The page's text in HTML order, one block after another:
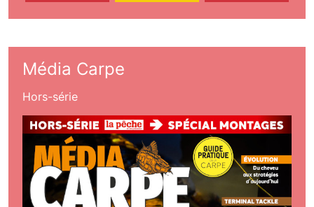
Média Carpe
Hors-série